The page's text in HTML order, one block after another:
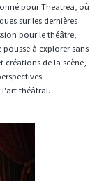
pour Theatrea, où
sur les dernières
pour le théâtre,
à explorer sans
créations de la scène,
l'art théâtral.